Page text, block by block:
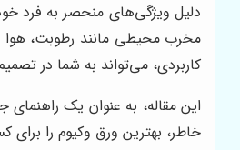
دلیل ویژگی‌های منحصر به فرد
مخرب محیطی مانند رطوبت، هوا
کاربردی، می‌تواند به شما در
این مقاله، به عنوان یک راهنمای
خاطر، بهترین ورق وکیوم را